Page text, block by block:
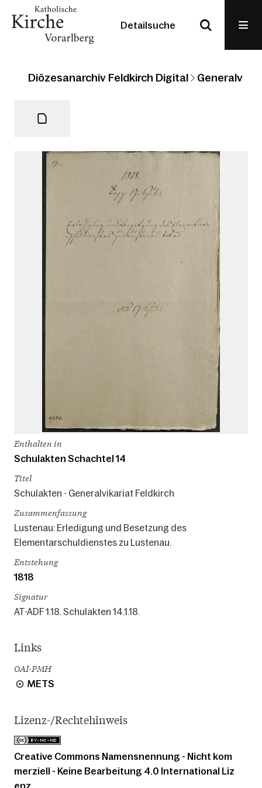
Detailsuche
Diözesanarchiv Feldkirch Digital
Enthalten in
Schulakten Schachtel 14
Titel
Schulakten - Generalvikariat Feldkirch
Zusammenfassung
Lustenau: Erledigung und Besetzung des
Elementarschuldienstes zu Lustenau.
Entstehung
1818
Signatur
AT-ADF 1.18. Schulakten 14.1.18.
Links
OAI-PMH
METS
Lizenz-/Rechtehinweis
Creative Commons Namensnennung - Nicht kom
merziell - Keine Bearbeitung 4.0 International Liz
enz